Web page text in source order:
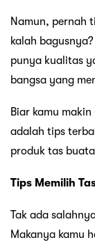
Namun, pernah
kalah
punya kualitas
bangsa yang
Biar kamu
adalah tips
produk tas
Tips Memilih
Tak ada
Makanya kamu